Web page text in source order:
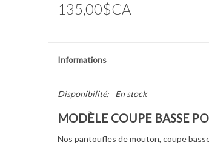
135,00$CA
Informations
Disponibilité: En stock
MODÈLE COUPE BASSE
Nos pantoufles de mouton, coupe